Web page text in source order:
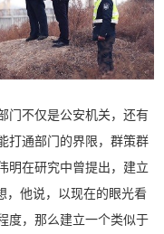
门不仅是公安机关，还有
打通部门的界限，群策群
明在研究中曾提出，建立
，他说，以现在的眼光看
度，那么建立一个类似于